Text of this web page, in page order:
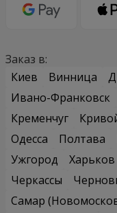
Заказ в:
Киев
Винница
Ивано-Франковск
Кременчуг
Одесса
Полтава
Ужгород
Харьков
Черкассы
Самар